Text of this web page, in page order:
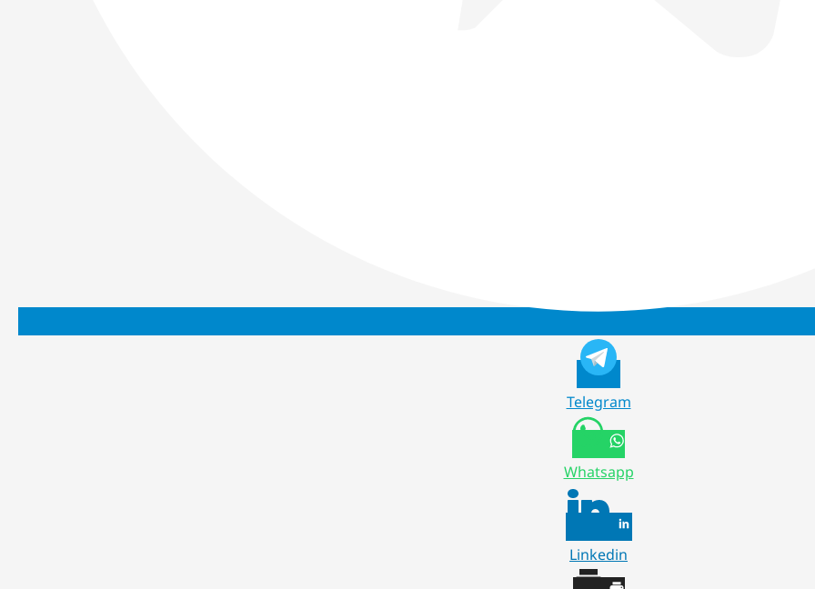
Telegram
Whatsapp
Linkedin